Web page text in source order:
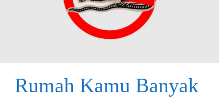
Rumah Kamu Banyak